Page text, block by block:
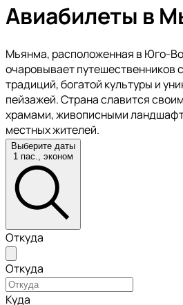
Авиабилеты в
Мьянма, расположенная в Юго-
очаровывает путешественников
традиций, богатой культуры и
пейзажей. Страна славится
храмами, живописными
местных жителей.
Выберите даты
1 пас., эконом
Откуда
Откуда
Куда